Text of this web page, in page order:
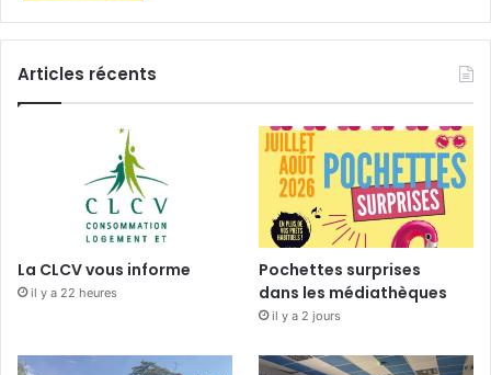
Articles récents
La CLCV vous informe
il y a 22 heures
Pochettes surprises
dans les médiathèques
il y a 2 jours